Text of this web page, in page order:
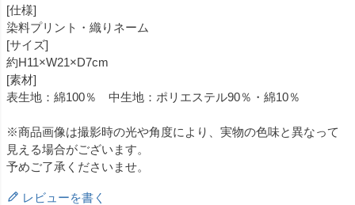
[仕様]
染料プリント・織りネーム
[サイズ]
約H11×W21×D7cm
[素材]
表生地：綿100％ 中生地：ポリエステル90％・綿10％
※商品画像は撮影時の光や角度により、実物の色味と異なって
見える場合がございます。
予めご了承くださいませ。
レビューを書く